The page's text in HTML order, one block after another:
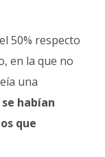
50% respecto
en la que no
una
se habían
que